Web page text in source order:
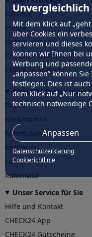
Mit dem Klick auf
über Cookies ein
servieren und dieses
können wir Ihnen bei
Werbung und
„anpassen” können
festlegen. Dies ist
dem Klick auf „Nur
technisch notwendige
Anpassen
Datenschutzerklärung
Cookierichtlinie
Karriere
Presse
Unternehmen
CHECK24 Österreich
CHECK24 Spanien
CHECK24
PayPal
Sofortüberweisung
Rechnung
Lastschrift
Ratenkauf
Unser Service für Sie
Hilfe und Kontakt
CHECK24 App
CHECK24 Gutscheine